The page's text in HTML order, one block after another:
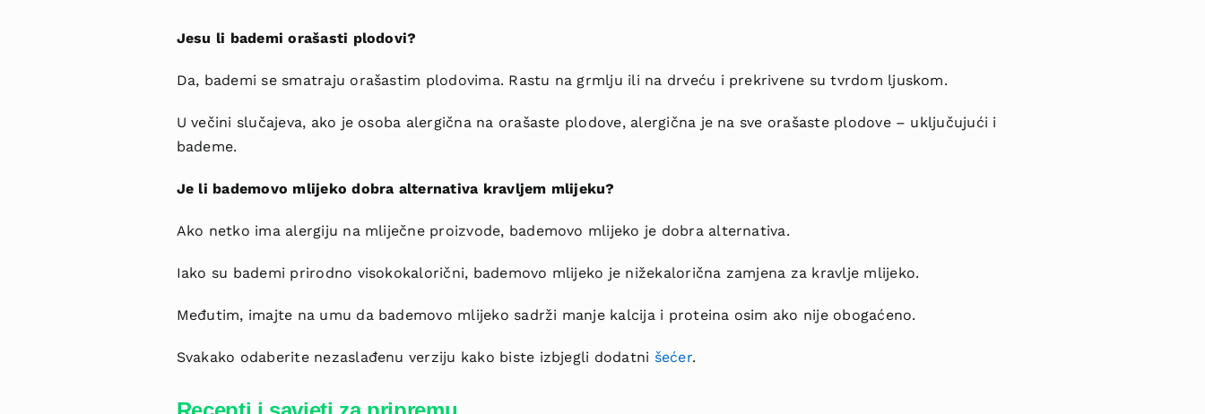
Jesu li bademi orašasti plodovi?
Da, bademi se smatraju orašastim plodovima. Rastu na grmlju ili na drveću i prekrivene su tvrdom ljuskom.
U večini slučajeva, ako je osoba alergična na orašaste plodove, alergična je na sve orašaste plodove – uključujući i
bademe.
Je li bademovo mlijeko dobra alternativa kravljem mlijeku?
Ako netko ima alergiju na mliječne proizvode, bademovo mlijeko je dobra alternativa.
Iako su bademi prirodno visokokalorični, bademovo mlijeko je nižekalorična zamjena za kravlje mlijeko.
Međutim, imajte na umu da bademovo mlijeko sadrži manje kalcija i proteina osim ako nije obogaćeno.
Svakako odaberite nezaslađenu verziju kako biste izbjegli dodatni šećer.